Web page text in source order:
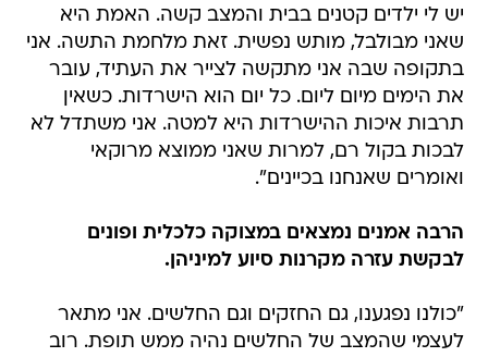
יש לי ילדים קטנים בבית והמצב קשה. האמת היא
שאני מבולבל, מותש נפשית. זאת מלחמת התשה. אני
בתקופה שבה אני מתקשה לצייר את העתיד, עובר
את הימים מיום ליום. כל יום הוא הישרדות. כשאין
תרבות איכות ההישרדות היא למטה. אני משתדל לא
לבכות בקול רם, למרות שאני ממוצא מרוקאי
ואומרים שאנחנו בכיינים".
הרבה אמנים נמצאים במצוקה כלכלית ופונים
לבקשת עזרה מקרנות סיוע למיניהן.
"כולנו נפגענו, גם החזקים וגם החלשים. אני מתאר
לעצמי שהמצב של החלשים נהיה ממש תופת. רוב